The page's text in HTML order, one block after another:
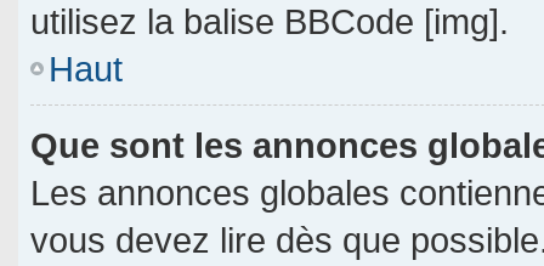
utilisez la balise BBCode [img].
Haut
Que sont les annonces
Les annonces globales
vous devez lire dès que